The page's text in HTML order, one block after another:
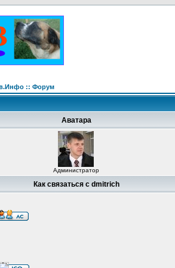
:: Форум
Аватара
Администратор
Как связаться с dmitrich